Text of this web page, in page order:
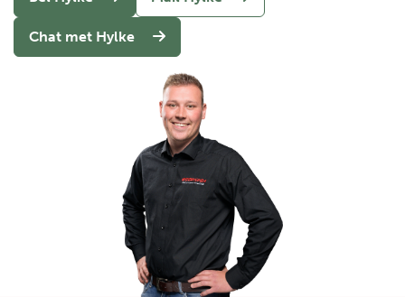
Chat met Hylke